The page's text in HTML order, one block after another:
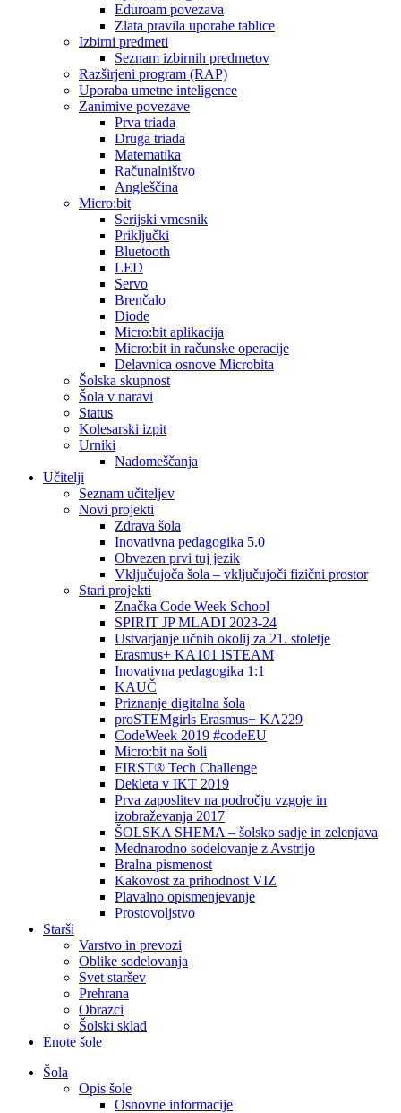
Eduroam povezava
Zlata pravila uporabe tablice
Izbirni predmeti
Seznam izbirnih predmetov
Razširjeni program (RAP)
Uporaba umetne inteligence
Zanimive povezave
Prva triada
Druga triada
Matematika
Računalništvo
Angleščina
Micro:bit
Serijski vmesnik
Priključki
Bluetooth
LED
Servo
Brenčalo
Diode
Micro:bit aplikacija
Micro:bit in računske operacije
Delavnica osnove Microbita
Šolska skupnost
Šola v naravi
Status
Kolesarski izpit
Urniki
Nadomeščanja
Učitelji
Seznam učiteljev
Novi projekti
Zdrava šola
Inovativna pedagogika 5.0
Obvezen prvi tuj jezik
Vključujoča šola – vključujoči fizični prostor
Stari projekti
Značka Code Week School
SPIRIT JP MLADI 2023-24
Ustvarjanje učnih okolij za 21. stoletje
Erasmus+ KA101 lSTEAM
Inovativna pedagogika 1:1
KAUČ
Priznanje digitalna šola
proSTEMgirls Erasmus+ KA229
CodeWeek 2019 #codeEU
Micro:bit na šoli
FIRST® Tech Challenge
Dekleta v IKT 2019
Prva zaposlitev na področju vzgoje in
izobraževanja 2017
ŠOLSKA SHEMA – šolsko sadje in zelenjava
Mednarodno sodelovanje z Avstrijo
Bralna pismenost
Kakovost za prihodnost VIZ
Plavalno opismenjevanje
Prostovoljstvo
Starši
Varstvo in prevozi
Oblike sodelovanja
Svet staršev
Prehrana
Obrazci
Šolski sklad
Enote šole
Šola
Opis šole
Osnovne informacije